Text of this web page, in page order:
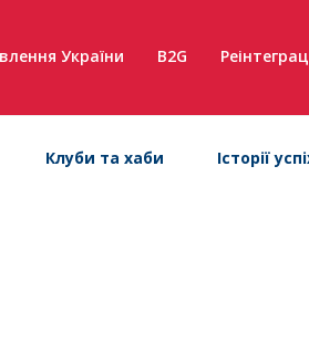
України B2G
Клуби та хаби Історії